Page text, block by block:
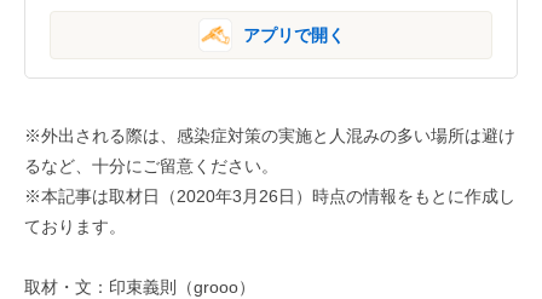
アプリで開く
※外出される際は、感染症対策の実施と人混みの多い場所は避け
るなど、十分にご留意ください。
※本記事は取材日（2020年3月26日）時点の情報をもとに作成し
ております。
取材・文：印束義則（grooo）